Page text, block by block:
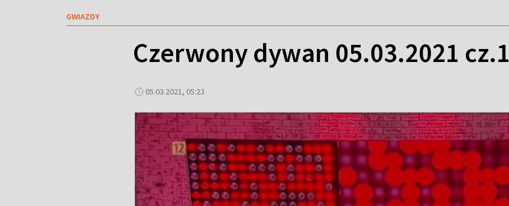
GWIAZDY
Czerwony dywan 05.03.2021 cz.1
05.03.2021, 05:23